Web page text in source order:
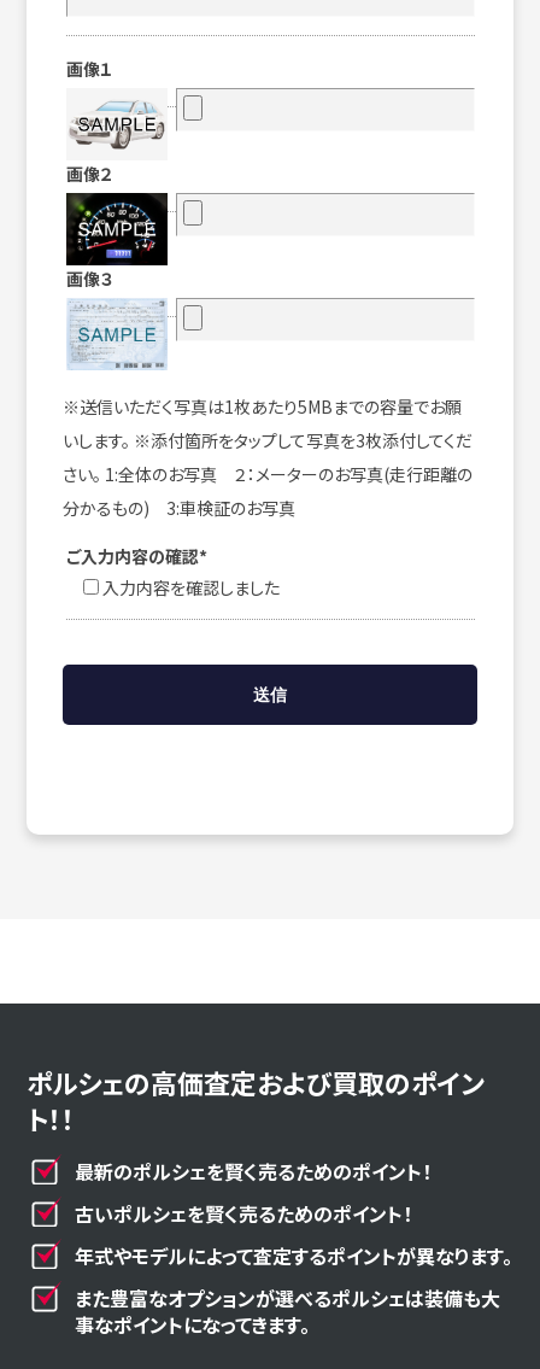
画像１
画像２
画像３
※送信いただく写真は1枚あたり5MBまでの容量でお願
いします。 ※添付箇所をタップして写真を3枚添付してくだ
さい。 1:全体のお写真 ２：メーターのお写真(走行距離の
分かるもの) 3:車検証のお写真
ご入力内容の確認*
入力内容を確認しました
ポルシェの高価査定および買取のポイン
ト！！
最新のポルシェを賢く売るためのポイント！
古いポルシェを賢く売るためのポイント！
年式やモデルによって査定するポイントが異なります。
また豊富なオプションが選べるポルシェは装備も大
事なポイントになってきます。